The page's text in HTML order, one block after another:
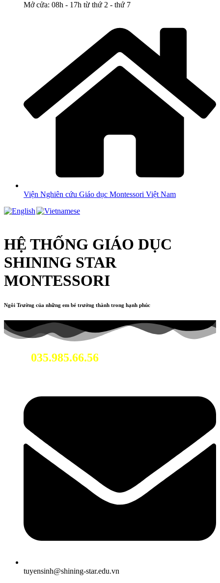
Mở cửa: 08h - 17h từ thứ 2 - thứ 7
Viện Nghiên cứu Giáo dục Montessori Việt Nam
HỆ THỐNG GIÁO DỤC
SHINING STAR
MONTESSORI
Ngôi Trường của những em bé trưởng thành trong hạnh phúc
035.985.66.56
tuyensinh@shining-star.edu.vn